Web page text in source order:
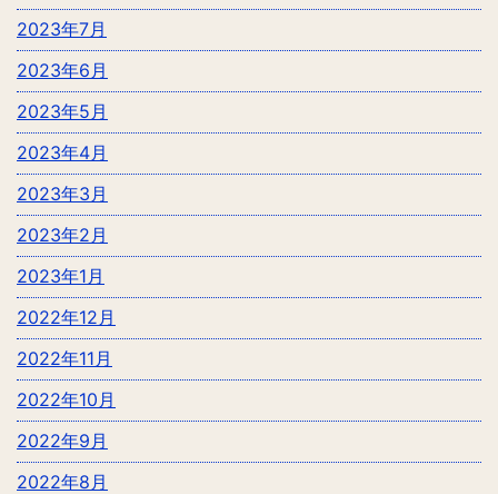
2023年7月
2023年6月
2023年5月
2023年4月
2023年3月
2023年2月
2023年1月
2022年12月
2022年11月
2022年10月
2022年9月
2022年8月